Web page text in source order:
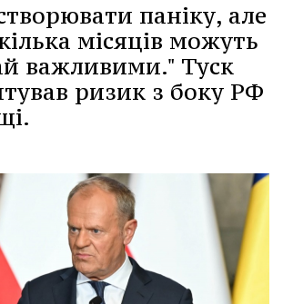
паніку, але
місяців можуть
важливими." Туск
ризик з боку РФ